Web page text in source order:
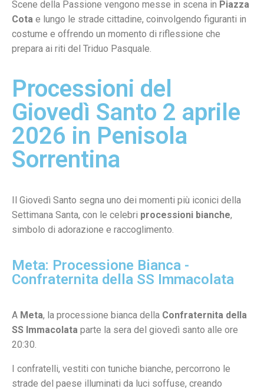
Scene della Passione vengono messe in scena in Piazza
Cota e lungo le strade cittadine, coinvolgendo figuranti in
costume e offrendo un momento di riflessione che
prepara ai riti del Triduo Pasquale.
Processioni del
Giovedì Santo 2 aprile
2026 in Penisola
Sorrentina
Il Giovedì Santo segna uno dei momenti più iconici della
Settimana Santa, con le celebri processioni bianche,
simbolo di adorazione e raccoglimento.
Meta: Processione Bianca -
Confraternita della SS Immacolata
A Meta, la processione bianca della Confraternita della
SS Immacolata parte la sera del giovedì santo alle ore
20:30.
I confratelli, vestiti con tuniche bianche, percorrono le
strade del paese illuminati da luci soffuse, creando